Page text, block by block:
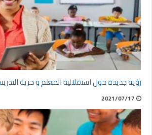
رؤية جديدة حول استقلالية المعلم و حرية
2021/07/17